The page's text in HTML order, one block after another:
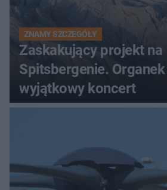
ZNAMY SZCZEGÓŁY
Zaskakujący projekt na
Spitsbergenie.
wyjątkowy koncert